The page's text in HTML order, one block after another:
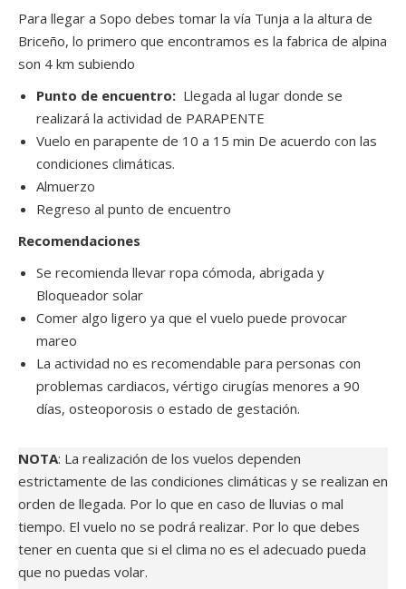
Para llegar a Sopo debes tomar la vía Tunja a la altura de
Briceño, lo primero que encontramos es la fabrica de alpina
son 4 km subiendo
Punto de encuentro: Llegada al lugar donde se
realizará la actividad de PARAPENTE
Vuelo en parapente de 10 a 15 min De acuerdo con las
condiciones climáticas.
Almuerzo
Regreso al punto de encuentro
Recomendaciones
Se recomienda llevar ropa cómoda, abrigada y
Bloqueador solar
Comer algo ligero ya que el vuelo puede provocar
mareo
La actividad no es recomendable para personas con
problemas cardiacos, vértigo cirugías menores a 90
días, osteoporosis o estado de gestación.
NOTA: La realización de los vuelos dependen
estrictamente de las condiciones climáticas y se realizan en
orden de llegada. Por lo que en caso de lluvias o mal
tiempo. El vuelo no se podrá realizar. Por lo que debes
tener en cuenta que si el clima no es el adecuado pueda
que no puedas volar.